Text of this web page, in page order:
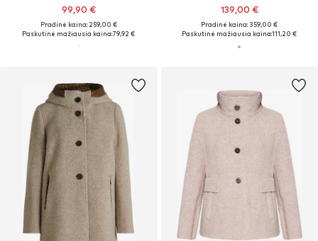
99,90 €
Pradinė kaina: 259,00 €
Paskutinė mažiausia kaina:79,92 €
139,00 €
Pradinė kaina: 359,00 €
Paskutinė mažiausia kaina:111,20 €